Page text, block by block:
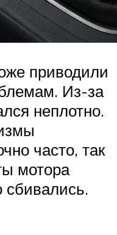
приводили
Из-за
неплотно.
часто, так
мотора
сбивались.